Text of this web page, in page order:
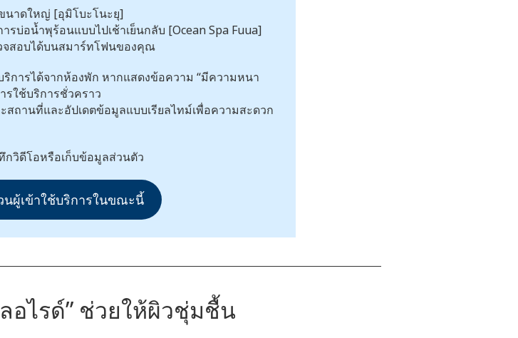
นาดใหญ่ [อุมิโบะโนะยุ]
บ่อน้ำพุร้อนแบบไปเช้าเย็นกลับ [Ocean Spa Fuua]
สอบได้บนสมาร์ทโฟนของคุณ
การได้จากห้องพัก หากแสดงข้อความ “มีความหนา
รใช้บริการชั่วคราว
สถานที่และอัปเดตข้อมูลแบบเรียลไทม์เพื่อความสะดวก
วิดีโอหรือเก็บข้อมูลส่วนตัว
นผู้เข้าใช้บริการในขณะนี้
อไรด์” ช่วยให้ผิวชุ่มชื้น